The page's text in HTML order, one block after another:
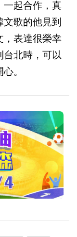
一起合作，真
歌的他見到
，表達很榮幸
台北時，可以
。